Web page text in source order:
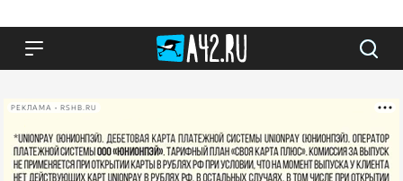
РЕКЛАМА • RSHB.RU